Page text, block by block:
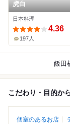
虎白
日本料理
4.36
197人
飯田
こだわり・目的か
個室のあるお店